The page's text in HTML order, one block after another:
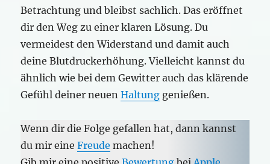
Betrachtung und bleibst sachlich. Das eröffnet
dir den Weg zu einer klaren Lösung. Du
vermeidest den Widerstand und damit auch
deine Blutdruckerhöhung. Vielleicht kannst du
ähnlich wie bei dem Gewitter auch das klärende
Gefühl deiner neuenHaltung genießen.
Wenn dir die Folge gefallen hat, dann kannst
du mir eineFreude machen!